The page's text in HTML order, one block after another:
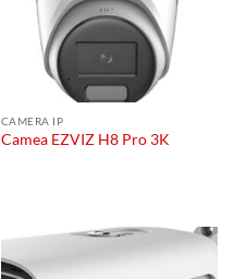
CAMERA IP
Camea EZVIZ H8 Pro 3K